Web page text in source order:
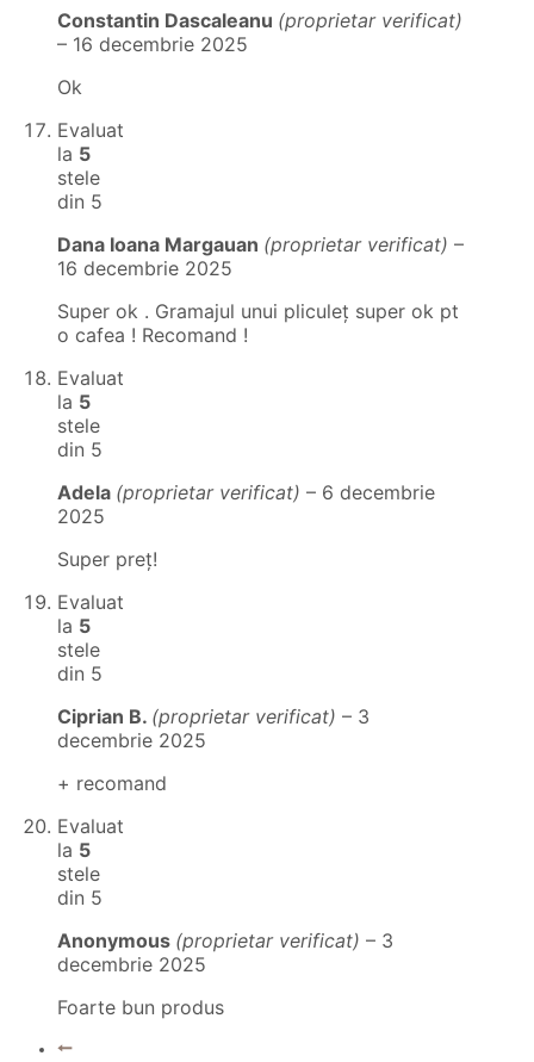
Constantin Dascaleanu (proprietar verificat)
– 16 decembrie 2025
Ok
Evaluat
la 5
stele
din 5
Dana Ioana Margauan (proprietar verificat) –
16 decembrie 2025
Super ok . Gramajul unui pliculeț super ok pt
o cafea ! Recomand !
Evaluat
la 5
stele
din 5
Adela (proprietar verificat) – 6 decembrie
2025
Super preț!
Evaluat
la 5
stele
din 5
Ciprian B. (proprietar verificat) – 3
decembrie 2025
+ recomand
Evaluat
la 5
stele
din 5
Anonymous (proprietar verificat) – 3
decembrie 2025
Foarte bun produs
←